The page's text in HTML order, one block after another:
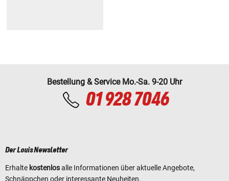
Bestellung & Service Mo.-Sa. 9-20 Uhr
01 928 7046
Der Louis Newsletter
Erhalte kostenlosalle Informationen über aktuelle Angebote,
Schnäppchen oder interessante Neuheiten.